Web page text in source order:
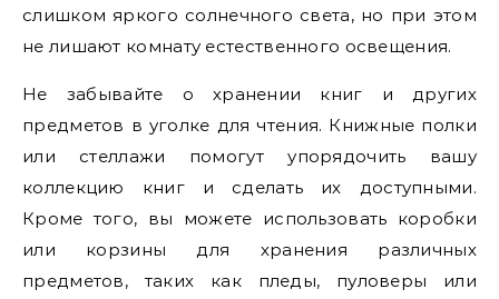
слишком яркого солнечного света, но при этом
не лишают комнату естественного освещения.
Не забывайте о хранении книг и других
предметов в уголке для чтения. Книжные полки
или стеллажи помогут упорядочить вашу
коллекцию книг и сделать их доступными.
Кроме того, вы можете использовать коробки
или корзины для хранения различных
предметов, таких как пледы, пуловеры или